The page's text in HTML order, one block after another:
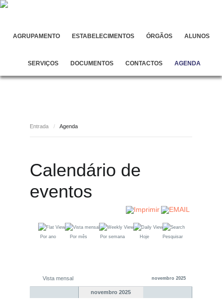
AGRUPAMENTO ESTABELECIMENTOS ÓRGÃOS ALUNOS
SERVIÇOS DOCUMENTOS CONTACTOS AGENDA
Entrada / Agenda
Calendário de
eventos
Por ano Por mês Por semana Hoje Pesquisar
Vista mensal novembro 2025
novembro 2025